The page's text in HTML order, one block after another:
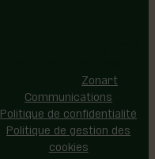
Zonart
Communications
Politique de confidentialité
Politique de gestion des
cookies